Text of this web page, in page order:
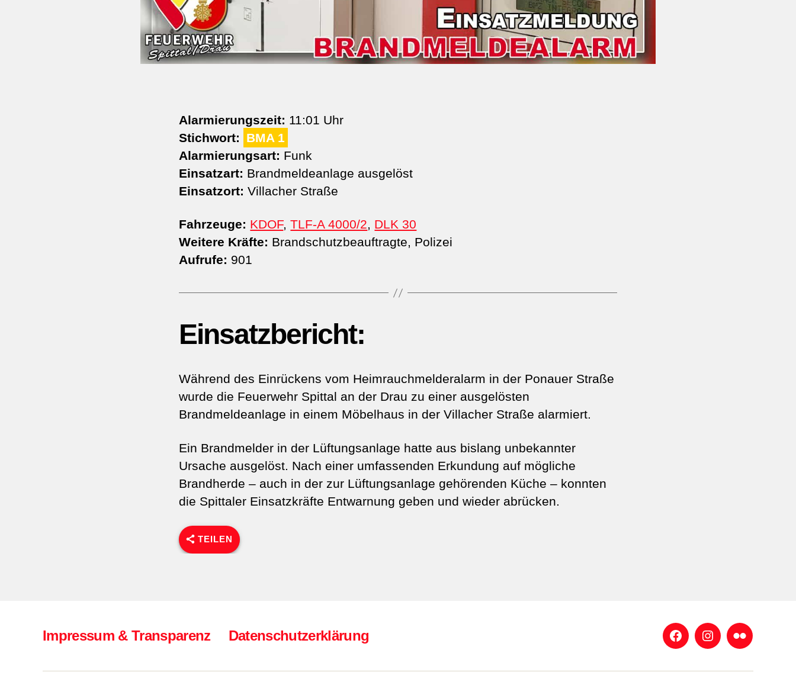
Alarmierungszeit: 11:01 Uhr
Stichwort:
BMA 1
Alarmierungsart: Funk
Einsatzart: Brandmeldeanlage ausgelöst
Einsatzort: Villacher Straße
Fahrzeuge: KDOF,TLF-A 4000/2, DLK 30
Weitere Kräfte: Brandschutzbeauftragte, Polizei
Aufrufe: 901
Einsatzbericht:
Während des Einrückens vom Heimrauchmelderalarm in der Ponauer Straße
wurde die Feuerwehr Spittal an der Drau zu einer ausgelösten
Brandmeldeanlage in einem Möbelhaus in der Villacher Straße alarmiert.
Ein Brandmelder in der Lüftungsanlage hatte aus bislang unbekannter
Ursache ausgelöst. Nach einer umfassenden Erkundung auf mögliche
Brandherde – auch in der zur Lüftungsanlage gehörenden Küche – konnten
die Spittaler Einsatzkräfte Entwarnung geben und wieder abrücken.
TEILEN
Impressum & Transparenz Datenschutzerklärung FacebookInstagram
Flickr